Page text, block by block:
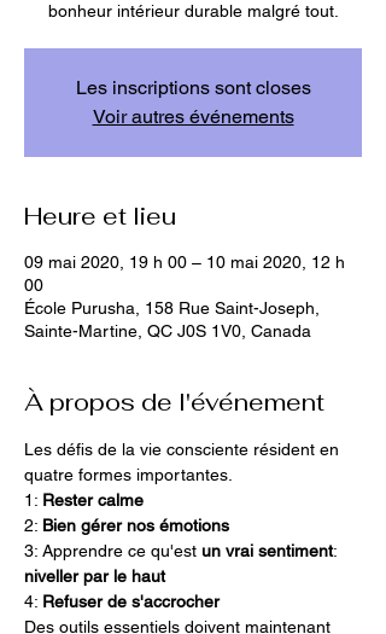
bonheur intérieur durable malgré tout.
Les inscriptions sont closes
Voir autres événements
Heure et lieu
09 mai 2020, 19 h 00 – 10 mai 2020, 12 h
00
École Purusha, 158 Rue Saint-Joseph,
Sainte-Martine, QC J0S 1V0, Canada
À propos de l'événement
Les défis de la vie consciente résident en
quatre formes importantes.
1: Rester calme
2: Bien gérer nos émotions
3: Apprendre ce qu'est un vrai sentiment:
niveller par le haut
4: Refuser de s'accrocher
Des outils essentiels doivent maintenant